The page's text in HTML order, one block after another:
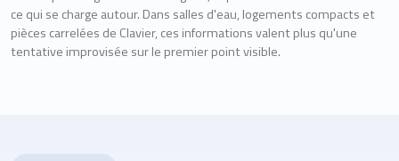
ce qui se charge autour. Dans salles d'eau, logements compacts et
pièces carrelées de Clavier, ces informations valent plus qu'une
tentative improvisée sur le premier point visible.